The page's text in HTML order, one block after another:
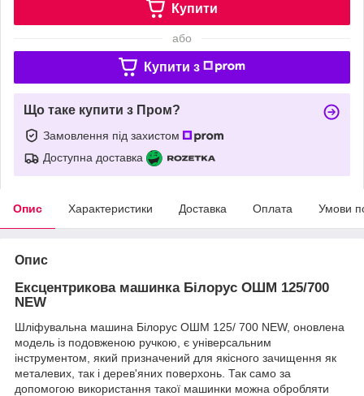
Купити
або
Купити з
Що таке купити з Пром?
Замовлення під захистом
Доступна доставка
Опис Характеристики Доставка Оплата Умови
Опис
Ексцентрикова машинка Білорус ОШМ 125/700
NEW
Шліфувальна машина Білорус ОШМ 125/ 700 NEW, оновлена
модель із подовженою ручкою, є універсальним
інструментом, який призначений для якісного зачищення як
металевих, так і дерев'яних поверхонь. Так само за
допомогою використання такої машинки можна обробляти